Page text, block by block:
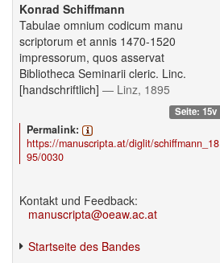
Konrad Schiffmann
Tabulae omnium codicum manu
scriptorum et annis 1470-1520
impressorum, quos asservat
Bibliotheca Seminarii cleric. Linc.
[handschriftlich] — Linz, 1895
Seite: 15v
Permalink:
https://manuscripta.at/diglit/schiffmann_18
95/0030
Kontakt und Feedback:
manuscripta@oeaw.ac.at
Startseite des Bandes